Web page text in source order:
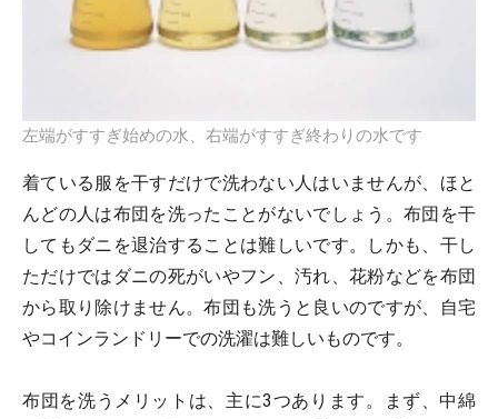
左端がすすぎ始めの水、右端がすすぎ終わりの水です
着ている服を干すだけで洗わない人はいませんが、ほと
んどの人は布団を洗ったことがないでしょう。布団を干
してもダニを退治することは難しいです。しかも、干し
ただけではダニの死がいやフン、汚れ、花粉などを布団
から取り除けません。布団も洗うと良いのですが、自宅
やコインランドリーでの洗濯は難しいものです。
布団を洗うメリットは、主に3つあります。まず、中綿